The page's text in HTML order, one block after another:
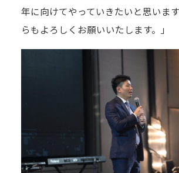
年に向けてやっていきたいと思いま
らもよろしくお願いいたします。」